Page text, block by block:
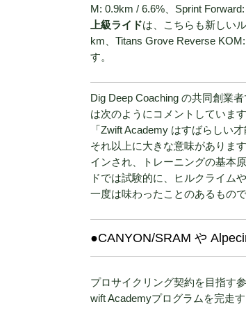
M: 0.9km / 6.6%、Sprint
上級ライドは、こちらも新しい
km、Titans Grove Reverse
す。
Dig Deep Coaching の共同創業
は次のようにコメントしています
「Zwift Academy はすばらしい
それ以上に大きな意味がありま
インされ、トレーニングの基本
ドでは試験的に、ヒルクライム
一度は味わったことのあるもので
●CANYON/SRAM や
プロサイクリング契約を目指す
wift Academyプログラムを完走す